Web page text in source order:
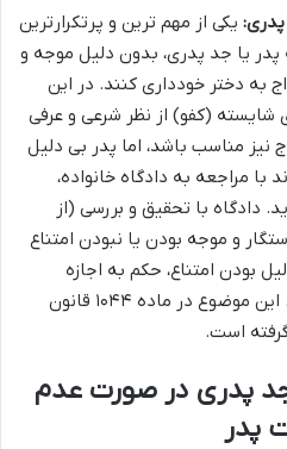
پدری: یکی از مهم ترین و پرتکرارترین
پدر یا جد پدری، بدون دلیل موجه و
به دختر خودداری کنند. در این
شایسته (کفو) از نظر شرعی و عرفی
نیز مناسب باشد، اما پدر بی دلیل
با مراجعه به دادگاه خانواده،
دادگاه با تحقیق و بررسی (از
و موجه بودن یا نبودن امتناع
بودن امتناع، حکم به اجازه
ازدواج دختر صادر می کند. این موضوع در ماده ۱۰۴۴ قانون
است.
جد پدری در صورت عدم
پدر